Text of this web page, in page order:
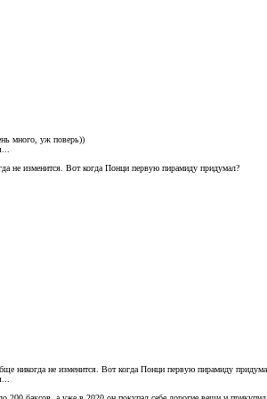
много, уж поверь))
не изменится. Вот когда Понци первую пирамиду придумал?
никогда не изменится. Вот когда Понци первую пирамиду